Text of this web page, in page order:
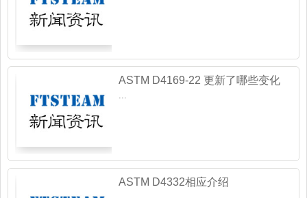
ASTM D4169-22 更新了哪些变化
...
ASTM D4332相应介绍